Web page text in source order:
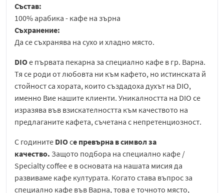
Състав:
100% арабика - кафе на зърна
Съхранение:
Да се съхранява на сухо и хладно място.
DIOе първата пекарна за специално кафе в гр. Варна.
Тя се роди от любовта ни към кафето, но истинската й
стойност са хората, които създадоха духът на DIO,
именно Вие нашите клиенти. Уникалността на DIO се
изразява във взискателността към качеството на
предлаганите кафета, съчетана с непретенциозност.
С годините DIOсе превърна в символ за
качество. Защото подбора на специално кафе /
Specialty coffee е в основата на нашата мисия да
развиваме кафе културата. Когато става въпрос за
специално кафе във Варна, това е точното място,